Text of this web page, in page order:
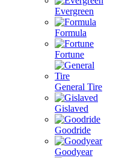
Evergreen
Formula
Fortune
General Tire
Gislaved
Goodride
Goodyear